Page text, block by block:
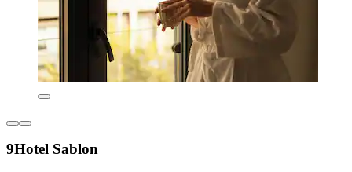
9Hotel Sablon